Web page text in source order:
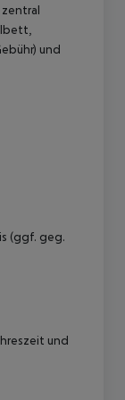
und
(ggf. geg.
und